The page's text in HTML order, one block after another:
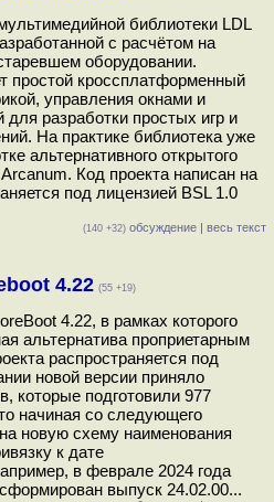
библиотеки LDL
с расчётом на
оборудовании.
простой кроссплатформенный
управления окнами и
разработки простых игр и
На практике библиотека уже
альтернативного открытого
Код проекта написан на
под лицензией BSL 1.0
(140 +32) обсуждение | весь текст
4.22 (55 +19)
4.22, в рамках которого
альтернатива проприетарным
распространяется под
новой версии приняло
которые подготовили 977
начиная со следующего
новую схему наименования
к дате
в феврале 2024 года
выпуск 24.02.00...